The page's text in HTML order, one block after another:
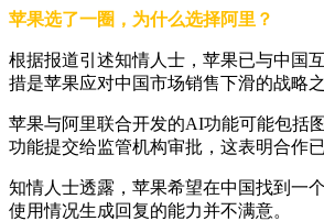
苹果选了一圈，为什么选择阿里？
根据报道引述知情人士，苹果已与中国
措是苹果应对中国市场销售下滑的战略
苹果与阿里联合开发的AI功能可能包括
功能提交给监管机构审批，这表明合作
知情人士透露，苹果希望在中国找到一
使用情况生成回复的能力并不满意。